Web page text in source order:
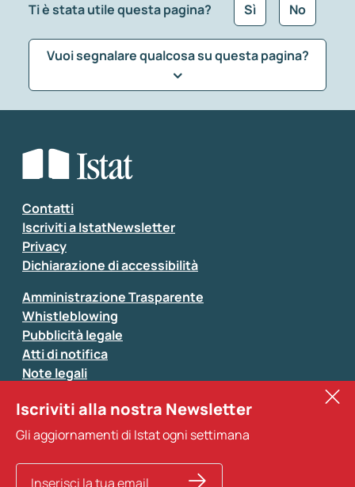
Ti è stata utile questa pagina? Sì No
Vuoi segnalare qualcosa su questa pagina?
Seleziona la tipologia della segnalazione
Inserisci il tuo commento
Si prega di non fornire dati di natura personale (ad
esempio dati di contatto). Per ogni altra comunicazione
e per richiedere dati, pubblicazioni, file di microdati,
Contatti
Iscriviti a IstatNewsletter
Privacy
Dichiarazione di accessibilità
Amministrazione Trasparente
Whistleblowing
Pubblicità legale
Atti di notifica
Note legali
Sistan
Altri servizi
Iscriviti alla nostra Newsletter
Gli aggiornamenti di Istat ogni settimana